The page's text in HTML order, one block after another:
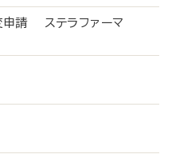
申請 ステラファーマ